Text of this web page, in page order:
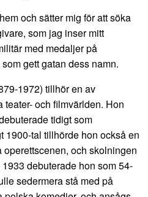
och sätter mig för att söka
som jag inser mitt
med medaljer på
gett gatan dess namn.
1972) tillhör en av
och filmvärlden. Hon
tidigt som
1900-tal tillhörde hon också en
och skolningen
debuterade hon som 54-
sedermera stå med på